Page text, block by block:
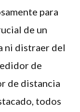
para
de un
ni distraer del
de
de distancia
todos